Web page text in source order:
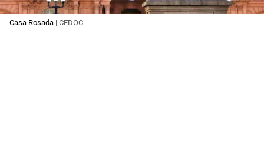
Casa Rosada | CEDOC